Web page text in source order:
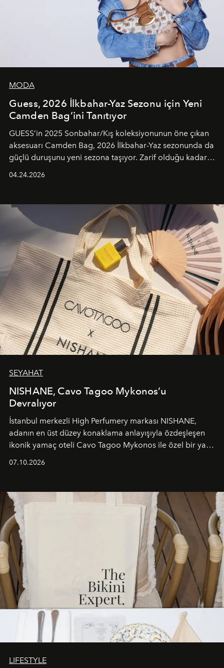
MODA
Guess, 2026 İlkbahar-Yaz Sezonu için Yeni
Camden Bag’ini Tanıtıyor
GUESS’in 2025 Sonbahar/Kış koleksiyonunun öne çıkan
aksesuarı Camden Bag, 2026 İlkbahar-Yaz sezonunda da
güçlü duruşunu yeni sezona taşıyor. Zarif olduğu kadar
04.24.2026
SEYAHAT
NISHANE, Cavo Tagoo Mykonos’u
Devralıyor
İstanbul merkezli High Perfumery markası NISHANE,
adanın en üst düzey konaklama anlayışıyla özdeşleşen
ikonik yamaç oteli Cavo Tagoo Mykonos ile özel bir yaz
buluşturarak markanın Cavo Tagoo’daki varlığını
sürükleyici ve mevsime özel bir deneyime dönüştürüyor.
07.10.2026
LIFESTYLE